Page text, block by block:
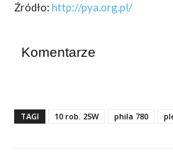
Źródło: http://pya.org.pl/
Komentarze
TAGI 10 rob. 25W phila 780